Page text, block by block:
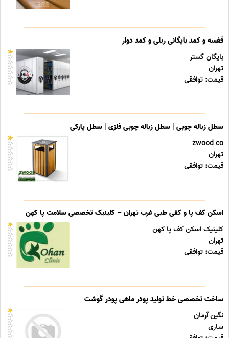
قفسه و کمد بایگانی ریلی و کمد دوار
بایگان گستر
تهران
قیمت: توافقی
سطل زباله چوبی | سطل زباله چوبی فلزی | سطل پارکی
zwood co
تهران
قیمت: توافقی
اسکن کف پا و کفی طبی غرب تهران – کلینیک تخصصی سلامت پا کهن
کلینیک اسکن کف پا کهن
تهران
قیمت: توافقی
ساخت تخصصی خط تولید پودر ماهی پودر گوشت
نگین آرمان
ساری